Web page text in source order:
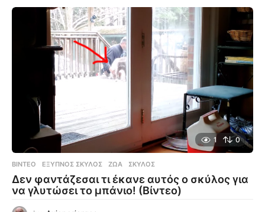
1 0
ΒΊΝΤΕΟ ΈΞΥΠΝΟΣ ΣΚΎΛΟΣ ,ΖΏΑ ,ΣΚΎΛΟΣ
Δεν φαντάζεσαι τι έκανε αυτός ο σκύλος για
να γλυτώσει το μπάνιο! (Βίντεο)